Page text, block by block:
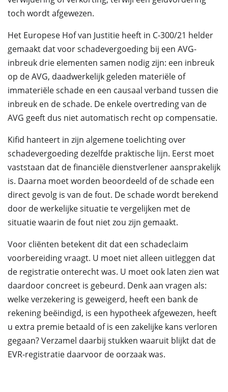
toch wordt afgewezen.
Het Europese Hof van Justitie heeft in C-300/21 helder
gemaakt dat voor schadevergoeding bij een AVG-
inbreuk drie elementen samen nodig zijn: een inbreuk
op de AVG, daadwerkelijk geleden materiële of
immateriële schade en een causaal verband tussen die
inbreuk en de schade. De enkele overtreding van de
AVG geeft dus niet automatisch recht op compensatie.
Kifid hanteert in zijn algemene toelichting over
schadevergoeding dezelfde praktische lijn. Eerst moet
vaststaan dat de financiële dienstverlener aansprakelijk
is. Daarna moet worden beoordeeld of de schade een
direct gevolg is van de fout. De schade wordt berekend
door de werkelijke situatie te vergelijken met de
situatie waarin de fout niet zou zijn gemaakt.
Voor cliënten betekent dit dat een schadeclaim
voorbereiding vraagt. U moet niet alleen uitleggen dat
de registratie onterecht was. U moet ook laten zien wat
daardoor concreet is gebeurd. Denk aan vragen als:
welke verzekering is geweigerd, heeft een bank de
rekening beëindigd, is een hypotheek afgewezen, heeft
u extra premie betaald of is een zakelijke kans verloren
gegaan? Verzamel daarbij stukken waaruit blijkt dat de
EVR-registratie daarvoor de oorzaak was.